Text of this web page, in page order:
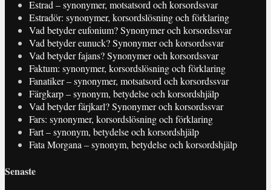
Estrad – synonymer, motsatsord och korsordssvar
Estradör: synonymer, korsordslösning och förklaring
Vad betyder eufonium? Synonymer och korsordssvar
Vad betyder eunuck? Synonymer och korsordssvar
Vad betyder fajans? Synonymer och korsordssvar
Faktum: synonymer, korsordslösning och förklaring
Fanatiker – synonymer, motsatsord och korsordssvar
Färgkarp – synonym, betydelse och korsordshjälp
Vad betyder färjkarl? Synonymer och korsordssvar
Fars: synonymer, korsordslösning och förklaring
Fart – synonym, betydelse och korsordshjälp
Fata Morgana – synonym, betydelse och korsordshjälp
Senaste